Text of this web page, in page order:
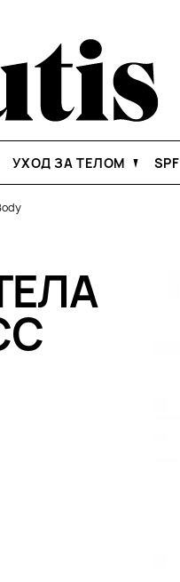
УХОД ЗА ТЕЛОМ SPF